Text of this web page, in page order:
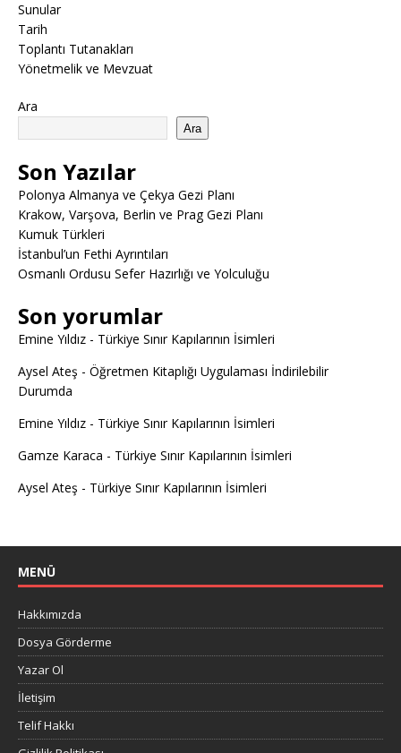
Sunular
Tarih
Toplantı Tutanakları
Yönetmelik ve Mevzuat
Ara
Ara
Son Yazılar
Polonya Almanya ve Çekya Gezi Planı
Krakow, Varşova, Berlin ve Prag Gezi Planı
Kumuk Türkleri
İstanbul’un Fethi Ayrıntıları
Osmanlı Ordusu Sefer Hazırlığı ve Yolculuğu
Son yorumlar
Emine Yıldız - Türkiye Sınır Kapılarının İsimleri
Aysel Ateş - Öğretmen Kitaplığı Uygulaması İndirilebilir
Durumda
Emine Yıldız - Türkiye Sınır Kapılarının İsimleri
Gamze Karaca - Türkiye Sınır Kapılarının İsimleri
Aysel Ateş - Türkiye Sınır Kapılarının İsimleri
MENÜ
Hakkımızda
Dosya Görderme
Yazar Ol
İletişim
Telif Hakkı